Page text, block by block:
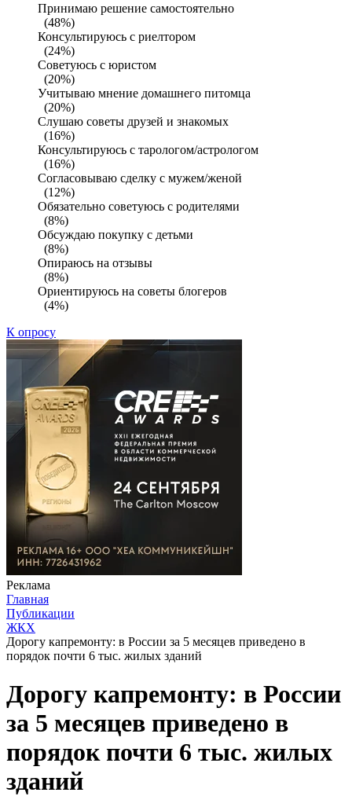
Принимаю решение самостоятельно
(48%)
Консультируюсь с риелтором
(24%)
Советуюсь с юристом
(20%)
Учитываю мнение домашнего питомца
(20%)
Слушаю советы друзей и знакомых
(16%)
Консультируюсь с тарологом/астрологом
(16%)
Согласовываю сделку с мужем/женой
(12%)
Обязательно советуюсь с родителями
(8%)
Обсуждаю покупку с детьми
(8%)
Опираюсь на отзывы
(8%)
Ориентируюсь на советы блогеров
(4%)
К опросу
Реклама
Главная
Публикации
ЖКХ
Дорогу капремонту: в России за 5 месяцев приведено в
порядок почти 6 тыс. жилых зданий
Дорогу капремонту: в России
за 5 месяцев приведено в
порядок почти 6 тыс. жилых
зданий